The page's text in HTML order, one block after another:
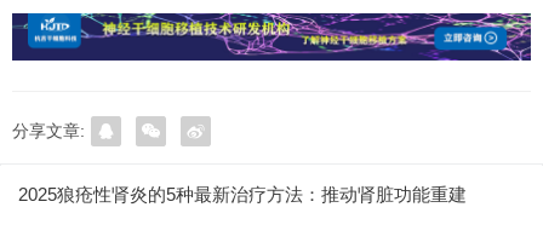
分享文章:
2025狼疮性肾炎的5种最新治疗方法：推动肾脏功能重建